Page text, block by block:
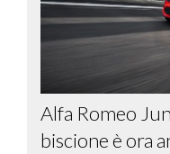
Alfa Romeo
biscione è ora